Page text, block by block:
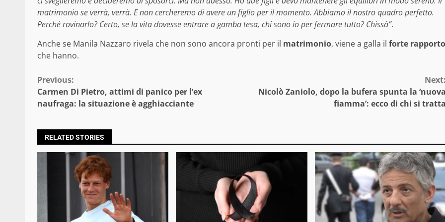
matrimonio se verrà, verrà. E non cercheremo di avere un figlio per il momento. Abbiamo il nostro quadro perfetto.
Perché rovinarlo? Certo, se la vita dovesse entrare a gamba tesa, chi sono io per fermare tutto? Chissà”.
Anche se Manila Nazzaro rivela che non sono ancora pronti per il matrimonio, viene a galla il forte rapporto
che hanno.
Continue
Reading
Previous:
Carmen Di Pietro, attimi di panico per l’ex
naufraga: la situazione è agghiacciante
Next:
Nicolò Zaniolo, dopo la bufera spunta la ‘nuova
fiamma’: ecco di chi si tratta
RELATED STORIES